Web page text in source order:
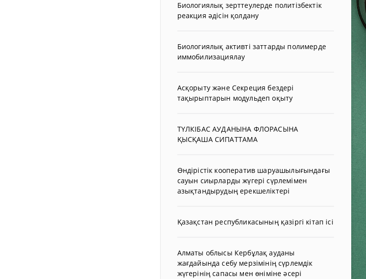
Биологиялық зерттеулерде политізбектік
реакция әдісін қолдану
Биологиялық активті заттарды полимерде
иммобилизациялау
Асқорыту және Секреция бездері
тақырыптарын модульдеп оқыту
ТҮЛКІБАС АУДАНЫНА ФЛОРАСЫНА
ҚЫСҚАША СИПАТТАМА
Өндірістік кооператив шаруашылығындағы
сауын сиырларды жүгері сүрлемімен
азықтандырудың ерекшеліктері
Қазақстан республикасының қазіргі кітап ісі
Алматы облысы Кербұлақ ауданы
жағдайында себу мерзімінің сүрлемдік
жүгерінің сапасы мен өніміне әсері